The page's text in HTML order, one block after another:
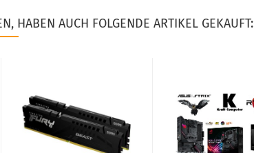
HABEN AUCH FOLGENDE ARTIKEL GEKAUFT: